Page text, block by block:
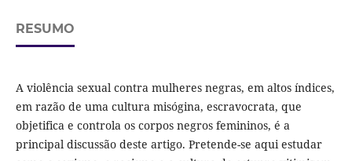
RESUMO
A violência sexual contra mulheres negras, em altos índices,
em razão de uma cultura misógina, escravocrata, que
objetifica e controla os corpos negros femininos, é a
principal discussão deste artigo. Pretende-se aqui estudar